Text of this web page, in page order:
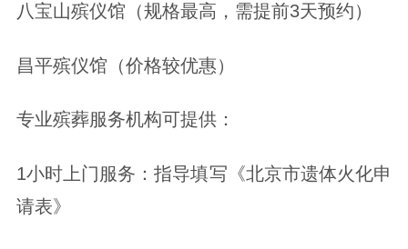
八宝山殡仪馆（规格最高，需提前3天预约）
昌平殡仪馆（价格较优惠）
专业殡葬服务机构可提供：
1小时上门服务：指导填写《北京市遗体火化申
请表》